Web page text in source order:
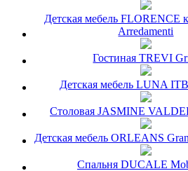
Детская мебель FLORENCE
Arredamenti
Гостиная TREVI
Детская мебель LUNA
Столовая JASMINE
Детская мебель ORLEANS
Спальня DUCALE